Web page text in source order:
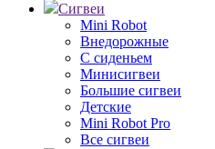
Сигвеи
Mini Robot
Внедорожные
С сиденьем
Минисигвеи
Большие сигвеи
Детские
Mini Robot Pro
Все сигвеи